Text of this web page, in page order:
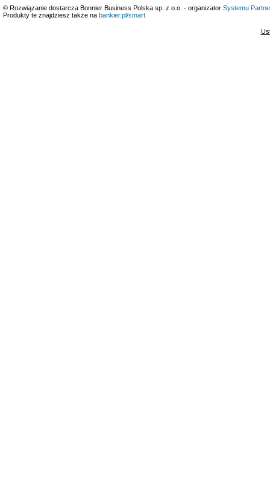
© Rozwiązanie dostarcza Bonnier Business Polska sp. z o.o. - organizator Systemu
Produkty te znajdziesz także na bankier.pl/smart